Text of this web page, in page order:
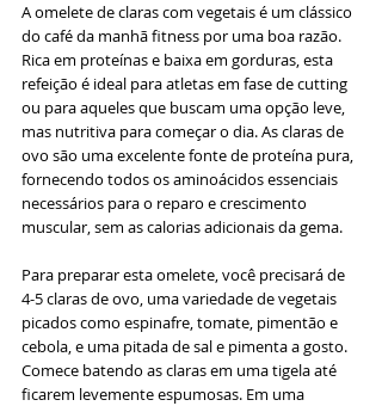
A omelete de claras com vegetais é um clássico
do café da manhã fitness por uma boa razão.
Rica em proteínas e baixa em gorduras, esta
refeição é ideal para atletas em fase de cutting
ou para aqueles que buscam uma opção leve,
mas nutritiva para começar o dia. As claras de
ovo são uma excelente fonte de proteína pura,
fornecendo todos os aminoácidos essenciais
necessários para o reparo e crescimento
muscular, sem as calorias adicionais da gema.
Para preparar esta omelete, você precisará de
4-5 claras de ovo, uma variedade de vegetais
picados como espinafre, tomate, pimentão e
cebola, e uma pitada de sal e pimenta a gosto.
Comece batendo as claras em uma tigela até
ficarem levemente espumosas. Em uma